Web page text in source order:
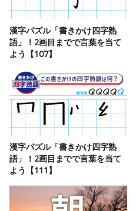
漢字パズル「書きかけ四字熟
語」！2画目までで言葉を当て
よう【107】
漢字パズル「書きかけ四字熟
語」！2画目までで言葉を当て
よう【111】